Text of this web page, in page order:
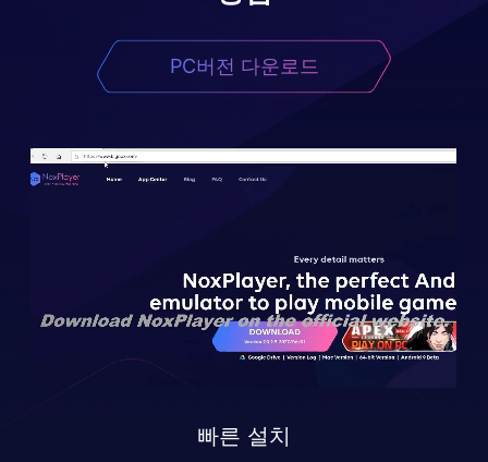
PC버전 다운로드
빠른 설치